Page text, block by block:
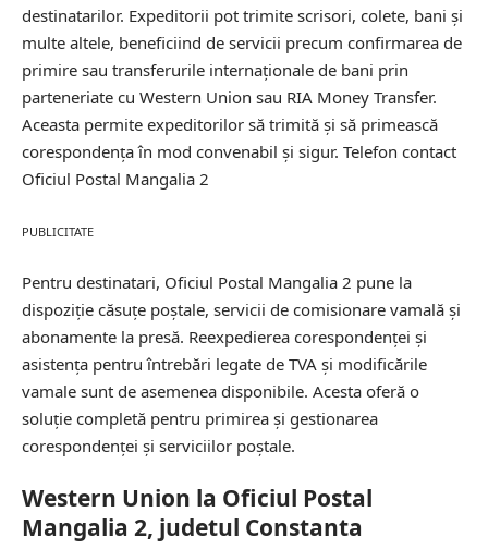
destinatarilor. Expeditorii pot trimite scrisori, colete, bani și
multe altele, beneficiind de servicii precum confirmarea de
primire sau transferurile internaționale de bani prin
parteneriate cu Western Union sau RIA Money Transfer.
Aceasta permite expeditorilor să trimită și să primească
corespondența în mod convenabil și sigur. Telefon contact
Oficiul Postal Mangalia 2
PUBLICITATE
Pentru destinatari, Oficiul Postal Mangalia 2 pune la
dispoziție căsuțe poștale, servicii de comisionare vamală și
abonamente la presă. Reexpedierea corespondenței și
asistența pentru întrebări legate de TVA și modificările
vamale sunt de asemenea disponibile. Acesta oferă o
soluție completă pentru primirea și gestionarea
corespondenței și serviciilor poștale.
Western Union la Oficiul Postal
Mangalia 2, judetul Constanta